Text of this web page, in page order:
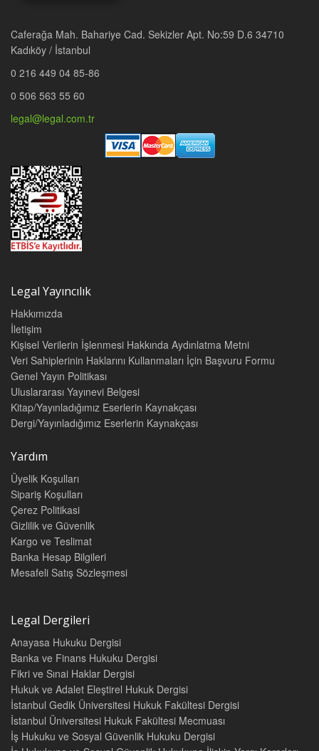
Caferağa Mah. Bahariye Cad. Sekizler Apt. No:59 D.6 34710
Kadıköy / İstanbul
0 216 449 04 85-86
0 506 563 55 60
legal@legal.com.tr
Legal Yayıncılık
Hakkımızda
İletişim
Kişisel Verilerin İşlenmesi Hakkında Aydınlatma Metni
Veri Sahiplerinin Haklarını Kullanmaları İçin Başvuru Formu
Genel Yayın Politikası
Uluslararası Yayınevi Belgesi
Kitap/Yayınladığımız Eserlerin Kaynakçası
Dergi/Yayınladığımız Eserlerin Kaynakçası
Yardım
Üyelik Koşulları
Sipariş Koşulları
Çerez Politikasi
Gizlilik ve Güvenlik
Kargo ve Teslimat
Banka Hesap Bilgileri
Mesafeli Satış Sözleşmesi
Legal Dergileri
Anayasa Hukuku Dergisi
Banka ve Finans Hukuku Dergisi
Fikri ve Sınai Haklar Dergisi
Hukuk ve Adalet Eleştirel Hukuk Dergisi
İstanbul Gedik Üniversitesi Hukuk Fakültesi Dergisi
İstanbul Üniversitesi Hukuk Fakültesi Mecmuası
İş Hukuku ve Sosyal Güvenlik Hukuku Dergisi